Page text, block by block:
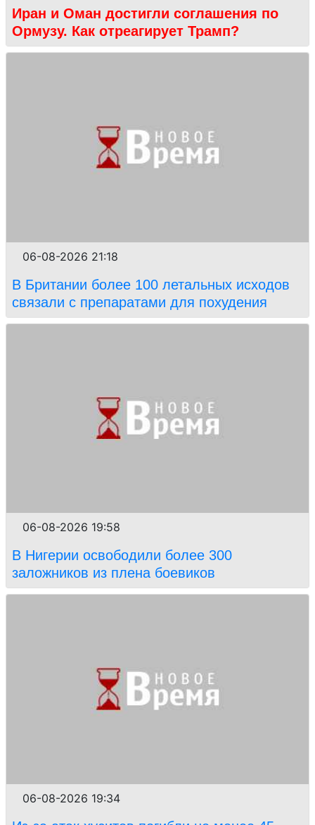
Иран и Оман достигли соглашения по
Ормузу. Как отреагирует Трамп?
06-08-2026 21:18
В Британии более 100 летальных исходов
связали с препаратами для похудения
06-08-2026 19:58
В Нигерии освободили более 300
заложников из плена боевиков
06-08-2026 19:34